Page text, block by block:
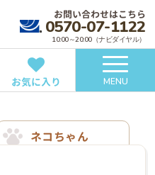
お問い合わせはこちら
0570-07-1122
10:00～20:00（ナビダイヤル）
お気に入り MENU
ネコちゃん